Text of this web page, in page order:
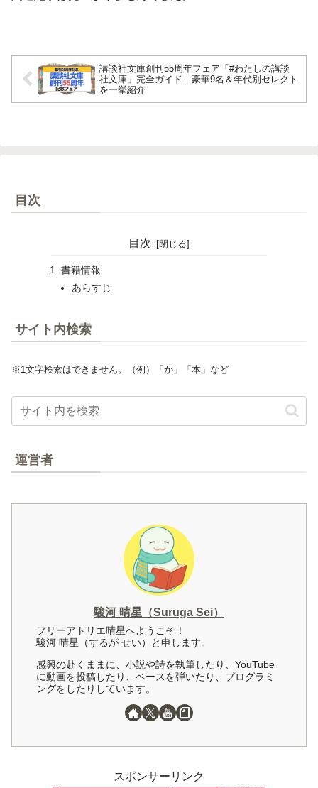
講談社文庫創刊55周年フェア「#わたしの講談
社文庫」完全ガイド｜豪華9名＆年代別セレクト
を一挙紹介
目次
目次
書籍情報
あらすじ
サイト内検索
※1文字検索はできません。（例）「か」「本」など
運営者
駿河 晴星（Suruga Sei）
フリーアトリエ晴星へようこそ！
駿河 晴星（するが せい）と申します。
感興の赴くままに、小説や詩を執筆したり、YouTube
に動画を投稿したり、ベースを弾いたり、プログラミ
ングをしたりしています。
スポンサーリンク